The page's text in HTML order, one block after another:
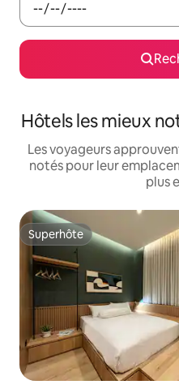
Hôtels les mieux
Les voyageurs
notés pour leur
plus
Superhôte
Superhôte